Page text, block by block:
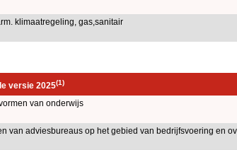
klimaatregeling, gas,sanitair
versie 2025(1)
van onderwijs
van adviesbureaus op het gebied van bedrijfsvoering en